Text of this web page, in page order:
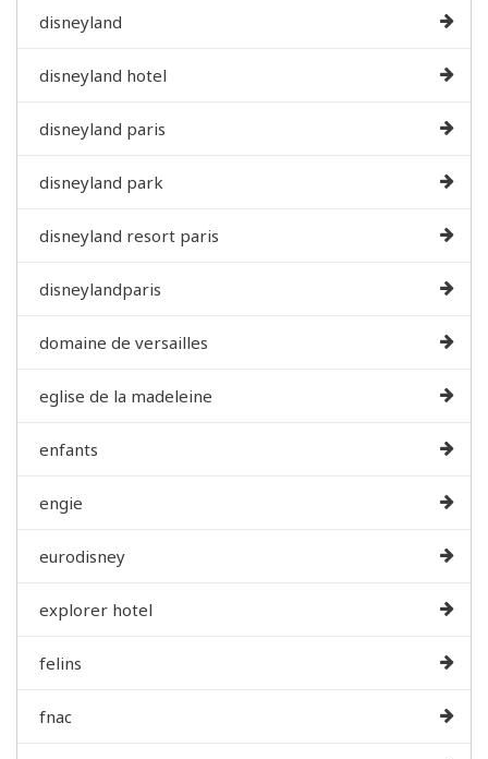
disneyland
disneyland hotel
disneyland paris
disneyland park
disneyland resort paris
disneylandparis
domaine de versailles
eglise de la madeleine
enfants
engie
eurodisney
explorer hotel
felins
fnac